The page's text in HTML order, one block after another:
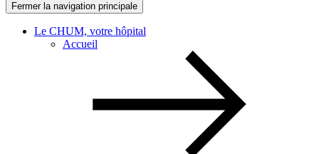
Fermer la navigation principale
Le CHUM, votre hôpital
Accueil